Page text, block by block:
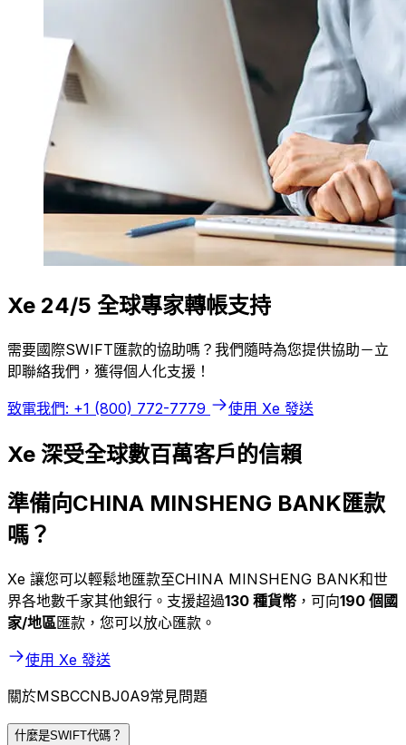
Xe 24/5 全球專家轉帳支持
需要國際SWIFT匯款的協助嗎？我們隨時為您提供協助－立
即聯絡我們，獲得個人化支援！
致電我們: +1 (800) 772-7779 使用 Xe 發送
Xe 深受全球數百萬客戶的信賴
準備向CHINA MINSHENG BANK匯款
嗎？
Xe 讓您可以輕鬆地匯款至CHINA MINSHENG BANK和世
界各地數千家其他銀行。支援超過130 種貨幣 ，可向190 個國
家/地區匯款，您可以放心匯款。
使用 Xe 發送
關於MSBCCNBJ0A9常見問題
什麼是SWIFT代碼？